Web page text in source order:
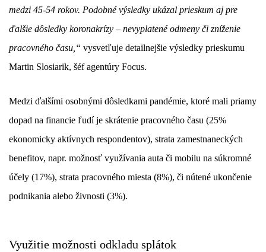
medzi 45-54 rokov. Podobné výsledky ukázal prieskum aj pre
ďalšie dôsledky koronakrízy – nevyplatené odmeny či zníženie
pracovného času,“ vysvetľuje detailnejšie výsledky prieskumu
Martin Slosiarik, šéf agentúry Focus.
Medzi ďalšími osobnými dôsledkami pandémie, ktoré mali priamy
dopad na financie ľudí je skrátenie pracovného času (25%
ekonomicky aktívnych respondentov), strata zamestnaneckých
benefitov, napr. možnosť využívania auta či mobilu na súkromné
účely (17%), strata pracovného miesta (8%), či nútené ukončenie
podnikania alebo živnosti (3%).
Využitie možnosti odkladu splátok